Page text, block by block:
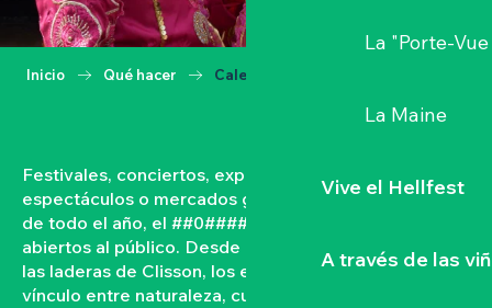
La "Porte-Vue
La Maine
Vive el Hellfest
A través de las
Inicio Qué hacer Calendario
Festivales, conciertos, exposiciones, vendimias,
espectáculos o mercados gastronómicos… A lo largo
de todo el año, el ##0#### vive con acontecimientos
abiertos al público. Desde las orillas del Loira hasta
las laderas de Clisson, los eventos tejen un fuerte
vínculo entre naturaleza, cultura y convivencia.